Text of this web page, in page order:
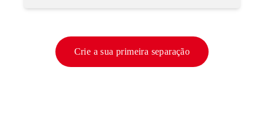
Crie a sua primeira separação